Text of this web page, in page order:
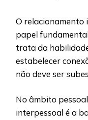
O relacionamento
papel
trata da
estabelecer
não deve ser
No âmbito
interpessoal é a